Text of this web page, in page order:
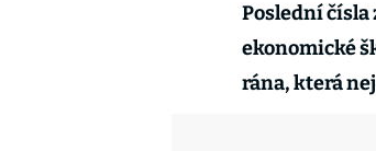
Poslední čísla
ekonomické
rána, která